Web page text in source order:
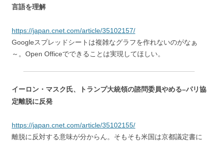
言語を理解
https://japan.cnet.com/article/35102157/
Googleスプレッドシートは複雑なグラフを作れないのがなぁ
～。Open Officeでできることは実現してほしい。
イーロン・マスク氏、トランプ大統領の諮問委員やめる–パリ協
定離脱に反発
https://japan.cnet.com/article/35102155/
離脱に反対する意味が分からん。そもそも米国は京都議定書に